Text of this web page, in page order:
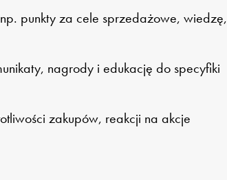
punkty za cele sprzedażowe, wiedzę,
nagrody i edukację do specyfiki
zakupów, reakcji na akcje